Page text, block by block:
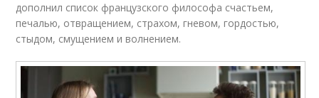
дополнил список французского философа счастьем,
печалью, отвращением, страхом, гневом, гордостью,
стыдом, смущением и волнением.